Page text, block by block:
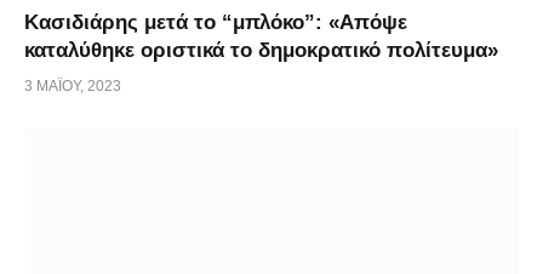
Κασιδιάρης μετά το “μπλόκο”: «Απόψε
καταλύθηκε οριστικά το δημοκρατικό πολίτευμα»
3 ΜΑΪ́ΟΥ, 2023